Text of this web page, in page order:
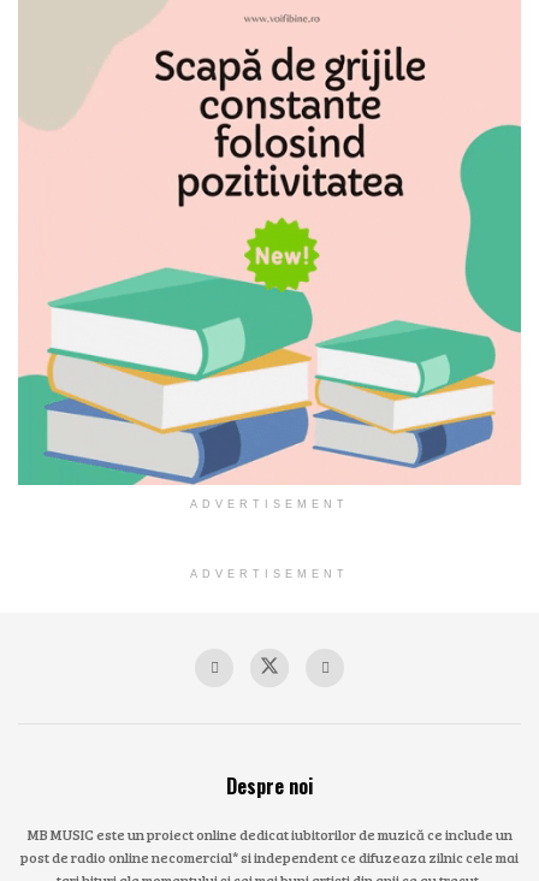
ADVERTISEMENT
ADVERTISEMENT
Despre noi
MB MUSIC este un proiect online dedicat iubitorilor de muzică ce include un
post de radio online necomercial* si independent ce difuzeaza zilnic cele mai